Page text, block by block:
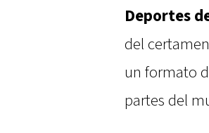
Deportes
del
un formato
partes del